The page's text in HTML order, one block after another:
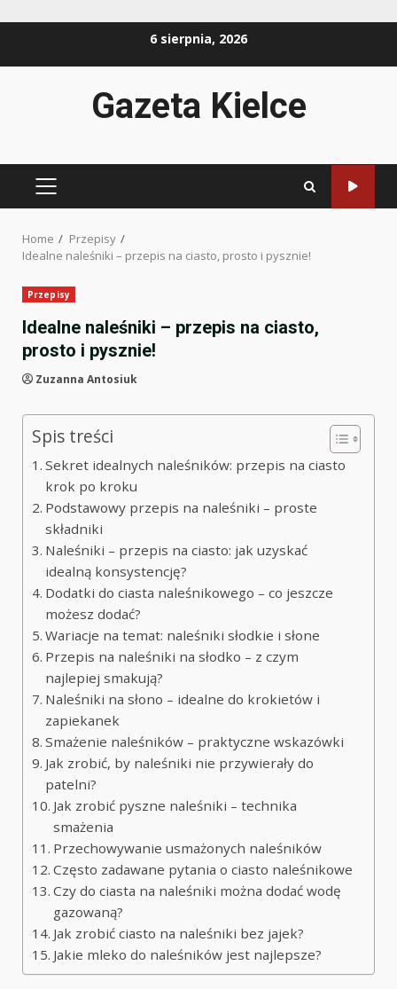
6 sierpnia, 2026
Gazeta Kielce
PRIMARY
Home
Przepisy
Idealne naleśniki – przepis na ciasto, prosto i pysznie!
Przepisy
Idealne naleśniki – przepis na ciasto,
prosto i pysznie!
Zuzanna Antosiuk
Spis treści
Sekret idealnych naleśników: przepis na ciasto
krok po kroku
Podstawowy przepis na naleśniki – proste
składniki
Naleśniki – przepis na ciasto: jak uzyskać
idealną konsystencję?
Dodatki do ciasta naleśnikowego – co jeszcze
możesz dodać?
Wariacje na temat: naleśniki słodkie i słone
Przepis na naleśniki na słodko – z czym
najlepiej smakują?
Naleśniki na słono – idealne do krokietów i
zapiekanek
Smażenie naleśników – praktyczne wskazówki
Jak zrobić, by naleśniki nie przywierały do
patelni?
Jak zrobić pyszne naleśniki – technika
smażenia
Przechowywanie usmażonych naleśników
Często zadawane pytania o ciasto naleśnikowe
Czy do ciasta na naleśniki można dodać wodę
gazowaną?
Jak zrobić ciasto na naleśniki bez jajek?
Jakie mleko do naleśników jest najlepsze?